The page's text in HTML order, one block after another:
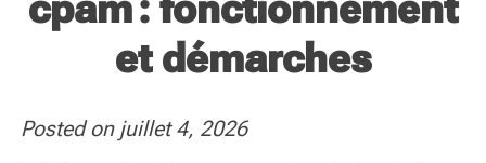
et démarches
Posted on juillet 4, 2026